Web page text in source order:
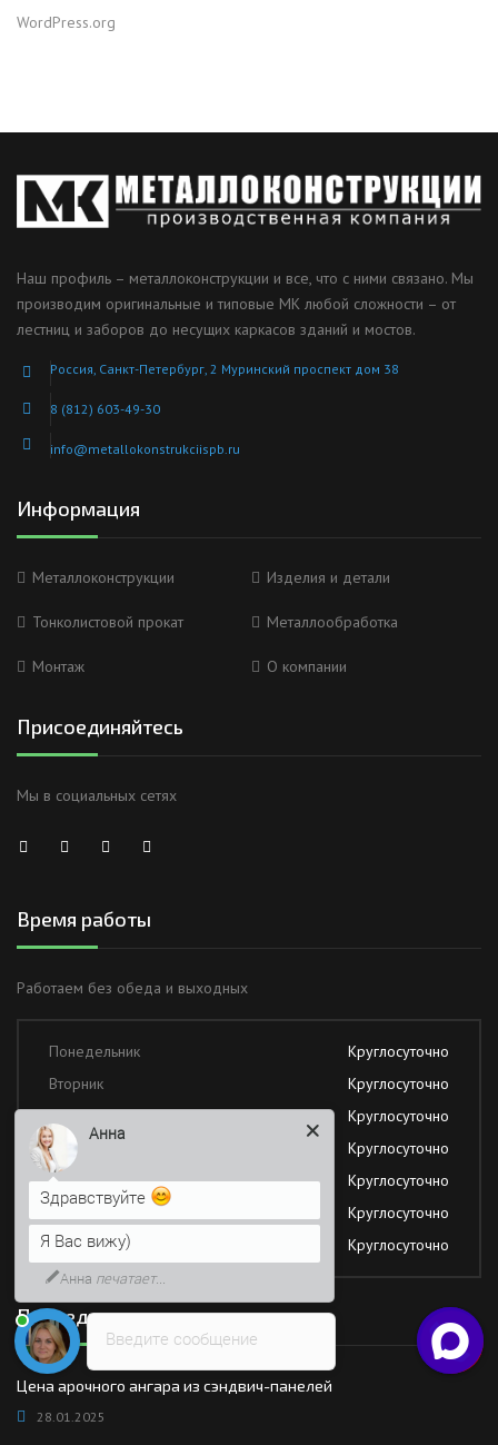
WordPress.org
Наш профиль – металлоконструкции и все, что с ними связано. Мы
производим оригинальные и типовые МК любой сложности – от
лестниц и заборов до несущих каркасов зданий и мостов.
Россия, Санкт-Петербург, 2 Муринский проспект дом 38
8 (812) 603-49-30
info@metallokonstrukciispb.ru
Информация
Металлоконструкции Изделия и детали
Тонколистовой прокат Металлообработка
Монтаж О компании
Присоединяйтесь
Мы в социальных сетях
Время работы
Работаем без обеда и выходных
Понедельник
Круглосуточно
Вторник
Круглосуточно
Среда
Круглосуточно
Четверг
Круглосуточно
Пятница
Круглосуточно
Суббота
Круглосуточно
Воскресение
Круглосуточно
Последние новости
Цена арочного ангара из сэндвич-панелей
28.01.2025
Введите сообщение
Анна
Здравствуйте
Я Вас вижу)
Анна печатает...